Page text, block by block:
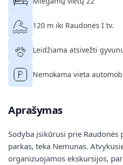
120 m iki Raudonės I tv.
Leidžiama atsivežti
Nemokama vieta
Aprašymas
Sodyba įsikūrusi prie Raudonės
parkas, teka Nemunas.
organizuojamos ekskursijos,